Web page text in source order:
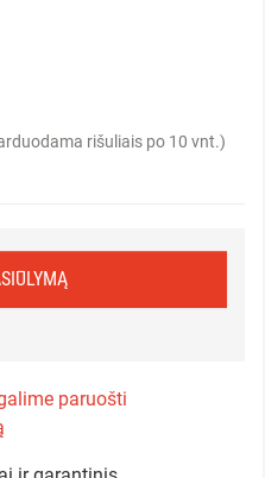
rišuliais po 10 vnt.)
paruošti